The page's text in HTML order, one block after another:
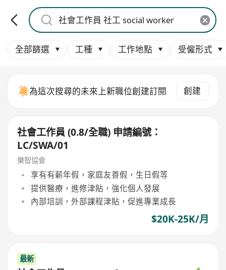
全部篩選 工種 工作地點 受僱形式
為這次搜尋的未來上新職位創建訂閱 創建
社會工作員 (0.8/全職) 申請編號：
LC/SWA/01
樂智協會
享有有薪年假，家庭友善假，生日假等
提供醫療，進修津貼，強化個人發展
內部培訓，外部課程津貼，促進專業成長
$20K-25K/月
最新